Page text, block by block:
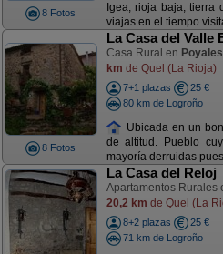
8 Fotos
Igea, rioja baja, tierra
viajas en el tiempo
8 Fotos
La Casa del Valle
Casa Rural en
km de Quel (La Rioja)
7+1 plazas
25 €
80 km de Logroño
Ubicada en un
de altitud. Pueblo
mayoría derruidas
La Casa del Reloj
Apartamentos Rurales
20,2 km de Quel (La
8+2 plazas
25 €
71 km de Logroño